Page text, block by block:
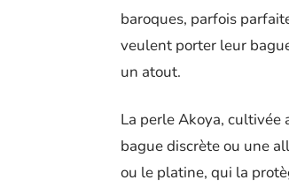
baroques, parfois
veulent porter leur
un atout.
La perle Akoya, cultivée
bague discrète ou une
ou le platine, qui la